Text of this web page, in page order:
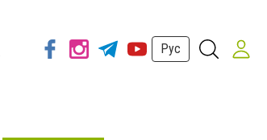
Рус